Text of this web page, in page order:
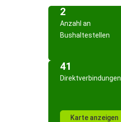
2
Anzahl an
Bushaltestellen
41
Direktverbindungen
Karte anzeigen